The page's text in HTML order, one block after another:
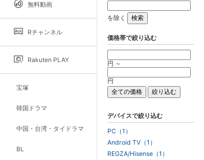
無料動画
Rチャンネル
Rakuten PLAY
宝塚
韓国ドラマ
中国・台湾・タイドラマ
BL
を除く
価格帯で絞り込む
円 ～
円
デバイスで絞り込む
PC（1）
Android TV（1）
REGZA/Hisense（1）